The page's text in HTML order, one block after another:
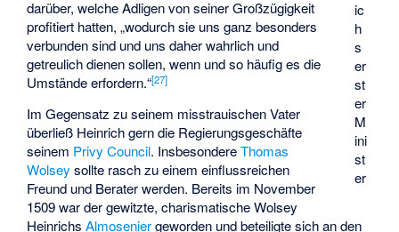
ic
h
s
er
st
er
M
ini
st
er
darüber, welche Adligen von seiner Großzügigkeit
profitiert hatten, „wodurch sie uns ganz besonders
verbunden sind und uns daher wahrlich und
getreulich dienen sollen, wenn und so häufig es die
Umstände erfordern.“[27]
Im Gegensatz zu seinem misstrauischen Vater
überließ Heinrich gern die Regierungsgeschäfte
seinem Privy Council. InsbesondereThomas
Wolsey sollte rasch zu einem einflussreichen
Freund und Berater werden. Bereits im November
1509 war der gewitzte, charismatische Wolsey
HeinrichsAlmoseniergeworden und beteiligte sich an den